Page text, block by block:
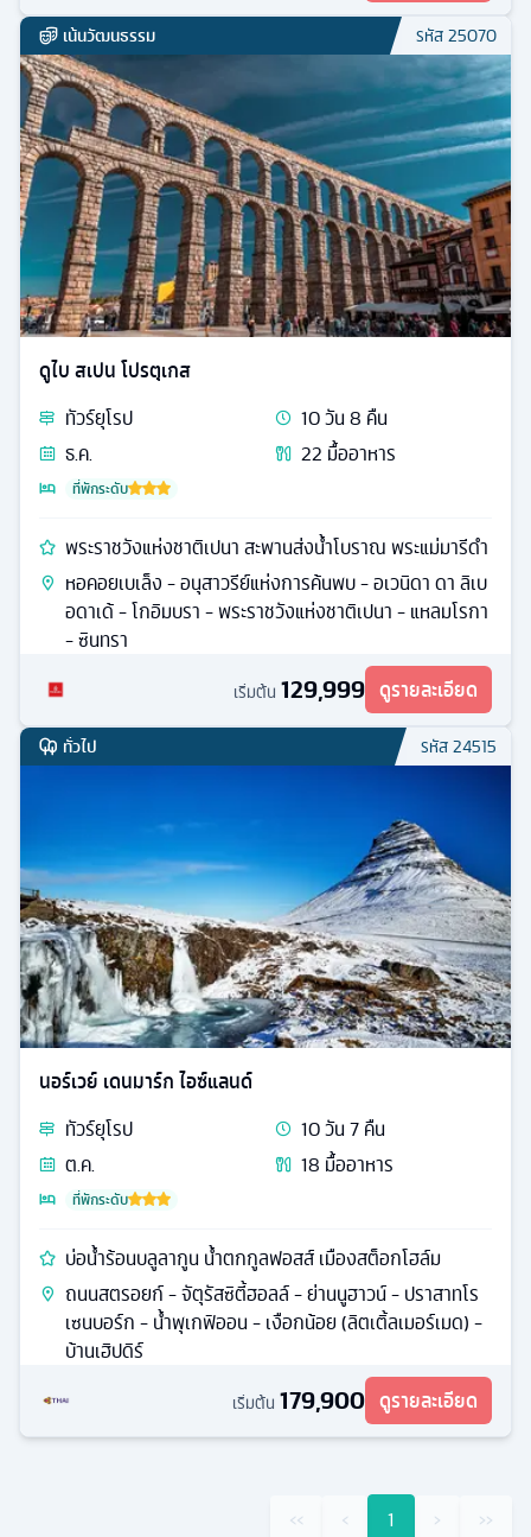
เน้นวัฒนธรรม รหัส25070
ดูไบ สเปน โปรตุเกส
ทัวร์ยุโรป 10วัน8 คืน
ธ.ค.
22 มื้ออาหาร
ที่พักระดับ
พระราชวังแห่งชาติเปนา สะพานส่งน้ำโบราณ พระแม่มารีดำ
หอคอยเบเล็ง - อนุสาวรีย์แห่งการค้นพบ - อเวนิดา ดา ลิเบ
อดาเด้ - โกอิมบรา - พระราชวังแห่งชาติเปนา - แหลมโรกา
- ซินทรา
เริ่มต้น 129,999 ดูรายละเอียด
ทั่วไป รหัส24515
นอร์เวย์ เดนมาร์ก ไอซ์แลนด์
ทัวร์ยุโรป 10วัน7คืน
ต.ค.
18 มื้ออาหาร
ที่พักระดับ
บ่อน้ำร้อนบลูลากูน น้ำตกกูลฟอสส์ เมืองสต็อกโฮล์ม
ถนนสตรอยก์ - จัตุรัสซิตี้ฮอลล์ - ย่านนูฮาวน์ - ปราสาทโร
เซนบอร์ก - น้ำพุเกฟิออน - เงือกน้อย (ลิตเติ้ลเมอร์เมด) -
บ้านเฮิปดิร์
เริ่มต้น 179,900 ดูรายละเอียด
‹‹ ‹ 1 › ››